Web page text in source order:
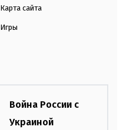
Карта сайта
Игры
Война России с
Украиной